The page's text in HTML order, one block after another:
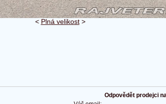
< Plná velikost>
Odpovědět prodejci